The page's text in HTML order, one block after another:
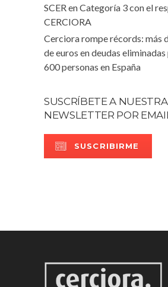
SCER en Categoría 3 con el
CERCIORA
Cerciora rompe récords: más
de euros en deudas
600 personas en España
SUSCRÍBETE A NUESTRA
NEWSLETTER POR
SUSCRIBIRME